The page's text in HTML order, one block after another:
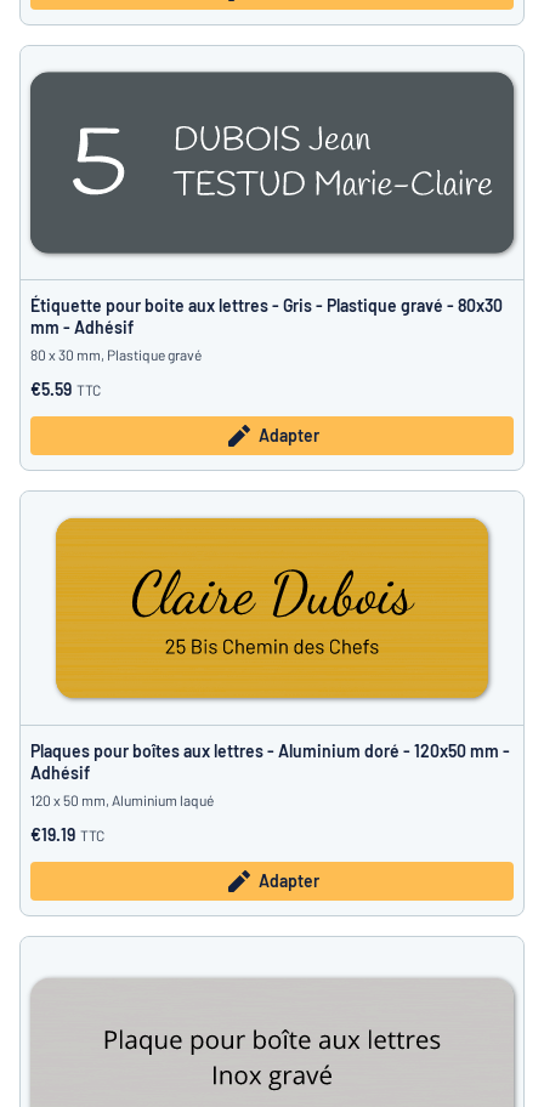
Étiquette pour boite aux lettres - Gris - Plastique gravé - 80x30
mm - Adhésif
80 x 30 mm, Plastique gravé
€5.59 TTC
Adapter
Plaques pour boîtes aux lettres - Aluminium doré - 120x50 mm -
Adhésif
120 x 50 mm, Aluminium laqué
€19.19 TTC
Adapter